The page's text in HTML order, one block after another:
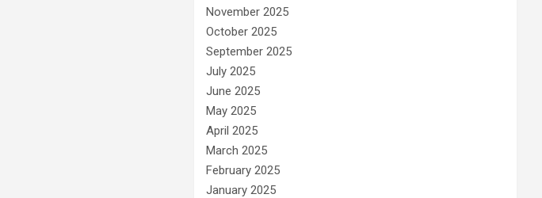
November 2025
October 2025
September 2025
July 2025
June 2025
May 2025
April 2025
March 2025
February 2025
January 2025